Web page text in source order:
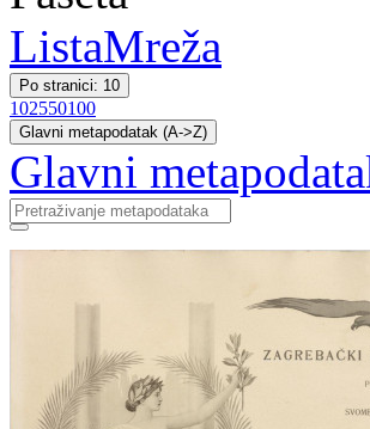
ListaMreža
Po stranici: 10
102550100
Glavni metapodatak (A->Z)
Glavni